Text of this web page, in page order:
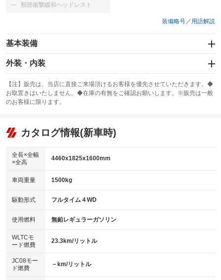
頸部衝撃緩和ヘッドレスト
：装備なし
装備略号／用語解説
基本装備
エアバッグ：運転席/助手席/サイド
：装備あり
：装備なし
サンルーフ
：装備あり ABS
リフトアップ
：装備なし
：装備なし
パワーウィンドウ
アイドリングストップ
：装備あり
USB入力端子
：装備あり
100V電源
：装備あり
センターデフロック
：装備なし
電動格納ミラー
：装備あり
外装・内装
カーナビ：メモリーナビ他
：装備あり
TV：フルセグ
：装備あり
ビジュアル
：装備なし
：装備あり
革シート
キーレス
HID(キセノンライト)
：装備なし
バックカメラ
：装備あり
エアロ
：装備なし
：装備なし
パワーシート
【注】販売は、当店に直接ご来場頂けるお客様を優先させていただきます。◆
お取置きはいたしません。◆在庫の有無をご確認お願いします。※販売は一般
のお客様に限ります。
カタログ情報(新車時)
全長×全幅
×全高
4460x1825x1600mm
車両重量 1500kg
駆動形式 フルタイム４WD
使用燃料 無鉛レギュラーガソリン
WLTCモ
ード燃費
23.3km/リットル
JC08モー
ド燃費
－km/リットル